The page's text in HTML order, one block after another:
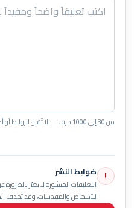
من 30 إلى 1000 حرف — لا تُقبل الروابط أو أكواد HTML.
! ضوابط النشر
التعليقات المنشورة لا تعبّر
للأشخاص والمقدسات، وقد يُحذف